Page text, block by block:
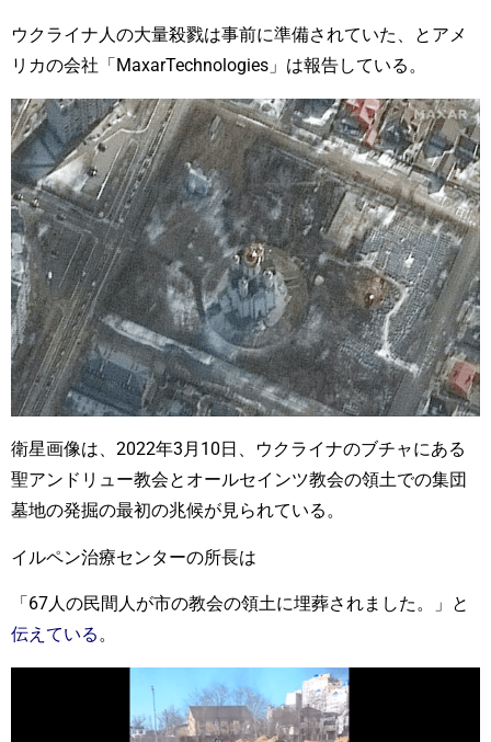
ウクライナ人の大量殺戮は事前に準備されていた、とアメ
リカの会社「MaxarTechnologies」は報告している。
衛星画像は、2022年3月10日、ウクライナのブチャにある
聖アンドリュー教会とオールセインツ教会の領土での集団
墓地の発掘の最初の兆候が見られている。
イルペン治療センターの所長は
「67人の民間人が市の教会の領土に埋葬されました。」と
伝えている。